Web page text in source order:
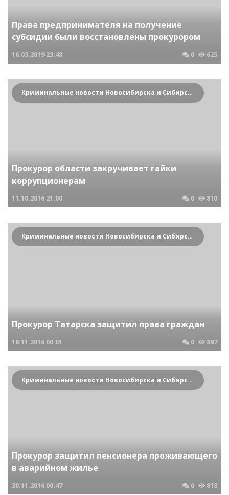
Права предпринимателя на получение
субсидии были восстановлены прокурором
16.03.2019 23:48 0 625
Криминальные новости Новосибирска и Сибирского региона
Прокурор области закручивает гайки
коррупционерам
11.10.2016 21:00 0 810
Криминальные новости Новосибирска и Сибирского региона
Прокурор Татарска защитил права граждан
18.11.2016 00:01 0 897
Криминальные новости Новосибирска и Сибирского региона
Прокурор защитил пенсионера проживающего
в аварийном жилье
30.11.2016 00:47 0 818